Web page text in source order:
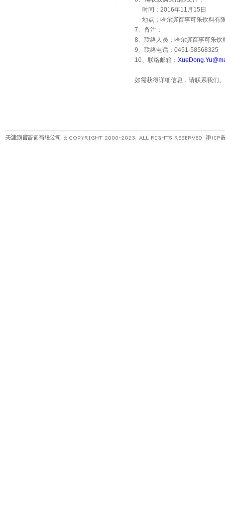
时间： 2016年11 月 15 日
地点：哈尔滨百事可乐饮料有
7、备注：
8、联络人员：哈尔滨百事可乐
9、联络电话： 0451-58568325
10、联络邮箱：
如需获得详细信息，请联系我们。